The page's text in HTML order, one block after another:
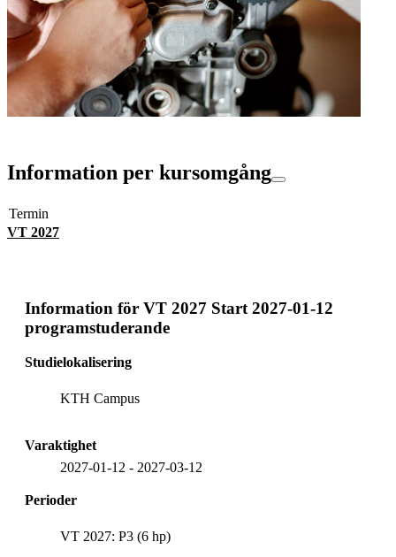
Information per kursomgång
Termin
VT 2027
Information för VT 2027 Start 2027-01-12
programstuderande
Studielokalisering
KTH Campus
Varaktighet
2027-01-12 - 2027-03-12
Perioder
VT 2027: P3 (6 hp)